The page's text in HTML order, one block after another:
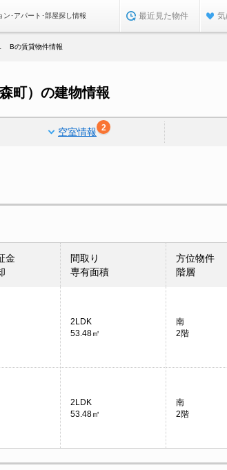
･アパート･部屋探し情報 最近見た物件
Bの賃貸物件情報
町）の建物情報
空室情報 2
金
間取り
専有面積
方位物件
階層
2LDK
53.48㎡
南
2階
2LDK
53.48㎡
南
2階